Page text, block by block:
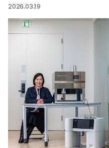
2026.03.19